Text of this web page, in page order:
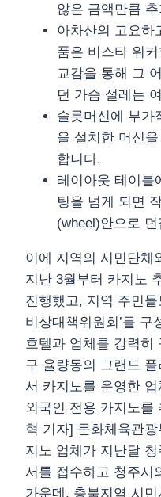
않은 금액만큼
아차산의 고요하
품은 비스타 워
교감을 통해 그
던 가슴 설레는
슬롯머신에 부가
을 설치한 머신
합니다.
레이아웃 테이블
팅을 넘게 되면
(wheel)안으로
이에 지역의 시민단체
지난 3월부터 카지노
진행했고, 지역 주민들
비상대책위원회’를
호텔과 업체를 강력히
구 율량동의 그랜드
서 카지노를 운영한
외국인 전용 카지노를
혁 기자] 문화체육관
지노 업체가 지난달
서를 접수하고 청주시
가운데, 충북지역 시